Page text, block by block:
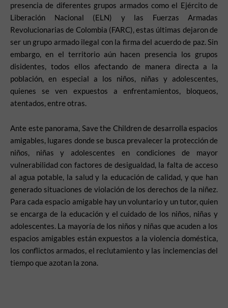
presencia de diferentes grupos armados como el Ejército de
Liberación Nacional (ELN) y las Fuerzas Armadas
Revolucionarias de Colombia (FARC), estas últimas dejaron de
ser un grupo armado ilegal con la firma del acuerdo de paz. Sin
embargo, en el territorio aún hacen presencia los grupos
disidentes, todos ellos afectando de manera directa a la
población, en especial a los niños, niñas y adolescentes,
quienes se ven expuestos a enfrentamientos, bloqueos,
atentados, entre otras.
Ante este panorama, Save the Children de desarrolla espacios
amigables, lugares donde se busca prevalecer la protección de
niños, niñas y adolescentes en condiciones de mayor
vulnerabilidad con factores de desigualdad, la falta de acceso
al agua potable, la salud y la educación de calidad, y que han
generado situaciones de violación de los derechos de la niñez.
Para cada espacio amigable hay un voluntario y un tutor, quien
se encarga de la educación y el cuidado de los niños, niñas y
adolescentes. La mayoría de los niños y niñas que acuden a los
espacios amigables están expuestos a la violencia doméstica,
los conflictos armados, el reclutamiento y las inclemencias del
tiempo que azotan la zona.